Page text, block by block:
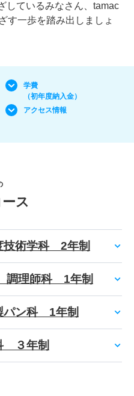
しているみなさん、tamac
す一歩を踏み出しましょ
学費
（初年度納入金）
アクセス情報
ス
術学科 2年制
調理師科 1年制
パン科 1年制
３年制